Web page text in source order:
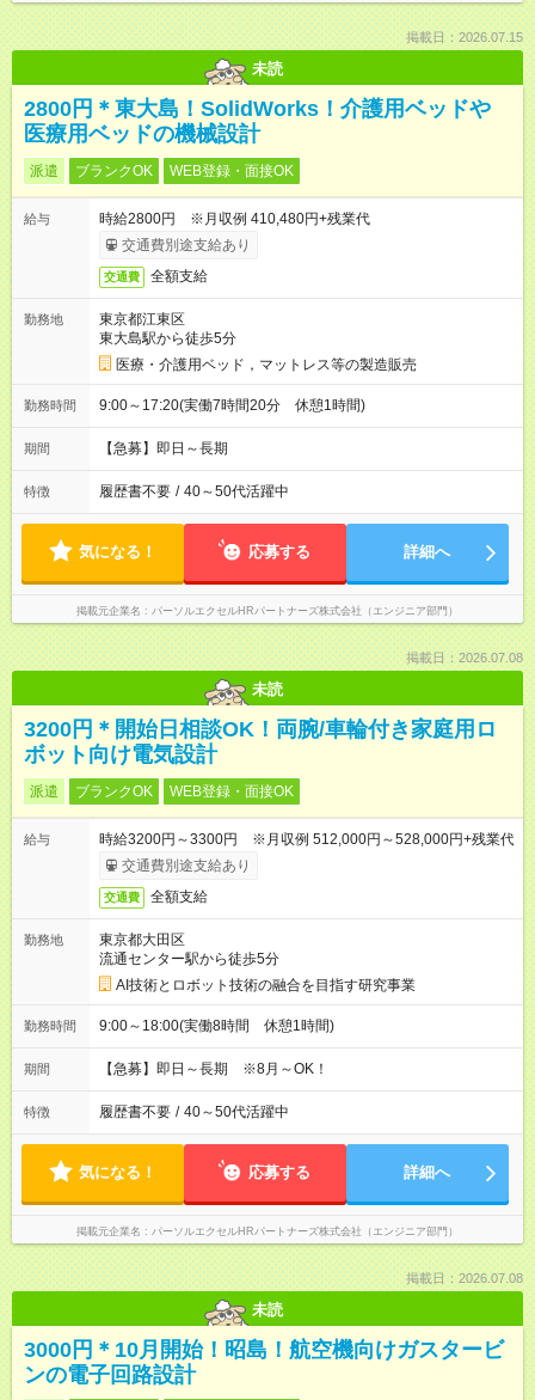
掲載日：2026.07.15
未読
2800円＊東大島！SolidWorks！介護用ベッドや
医療用ベッドの機械設計
派遣 ブランクOK WEB登録・面接OK
給与
時給2800円 ※月収例 410,480円+残業代
交通費別途支給あり
交通費 全額支給
勤務地
東京都江東区
東大島駅から徒歩5分
医療・介護用ベッド，マットレス等の製造販売
勤務時間 9:00～17:20(実働7時間20分 休憩1時間)
期間 【急募】即日～長期
特徴 履歴書不要 / 40～50代活躍中
気になる！ 応募する 詳細へ
掲載元企業名 パーソルエクセルHRパートナーズ株式会社（エンジニア部門）
掲載日：2026.07.08
未読
3200円＊開始日相談OK！両腕/車輪付き家庭用ロ
ボット向け電気設計
派遣 ブランクOK WEB登録・面接OK
給与
時給3200円～3300円 ※月収例 512,000円～528,000円+残業代
交通費別途支給あり
交通費 全額支給
勤務地
東京都大田区
流通センター駅から徒歩5分
AI技術とロボット技術の融合を目指す研究事業
勤務時間 9:00～18:00(実働8時間 休憩1時間)
期間 【急募】即日～長期 ※8月～OK！
特徴 履歴書不要 / 40～50代活躍中
気になる！ 応募する 詳細へ
掲載元企業名 パーソルエクセルHRパートナーズ株式会社（エンジニア部門）
掲載日：2026.07.08
未読
3000円＊10月開始！昭島！航空機向けガスタービ
ンの電子回路設計